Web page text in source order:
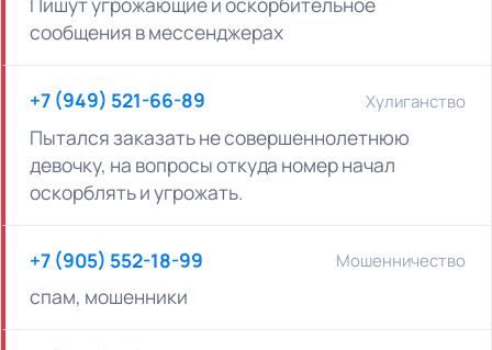
сообщения в мессенджерах
+7 (949) 521-66-89 Хулиганство
Пытался заказать не совершеннолетнюю
девочку, на вопросы откуда номер начал
оскорблять и угрожать.
+7 (905) 552-18-99 Мошенничество
спам, мошенники